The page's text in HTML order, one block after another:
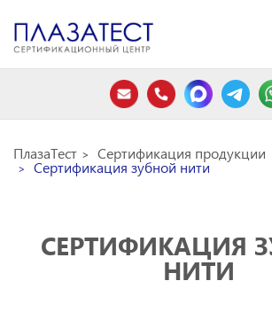
ПлазаТест Сертификация продукции
Сертификация зубной нити
СЕРТИФИКАЦИЯ
НИТИ